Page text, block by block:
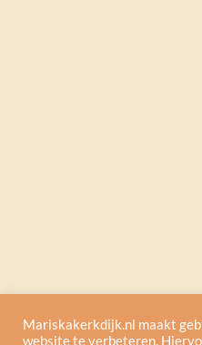
Mariskakerkdijk.nl maakt
website te verbeteren.